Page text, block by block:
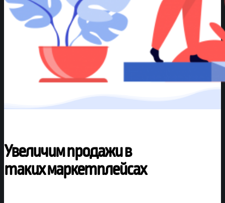
Увеличим продажи в
таких маркетплейсах